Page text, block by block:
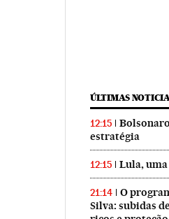
ÚLTIMAS
12:15
estratégia
12:15 Lula,
21:14
O
Silva: subidas